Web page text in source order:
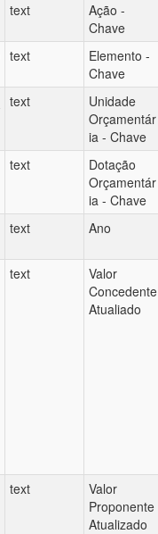
text
Ação -
Chave
text
Elemento -
Chave
text
Unidade
Orçamentár
ia - Chave
text
Dotação
Orçamentár
ia - Chave
text Ano
text
Valor
Concedente
Atualiado
text
Valor
Proponente
Atualizado